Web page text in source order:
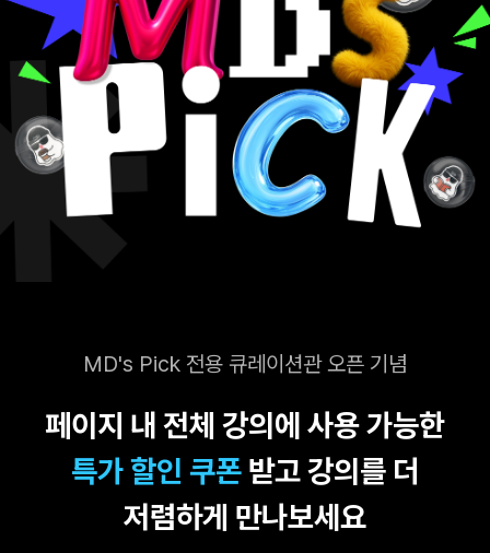
MD's Pick 전용 큐레이션관 오픈 기념
페이지 내 전체 강의에 사용 가능한
특가 할인 쿠폰 받고 강의를 더
저렴하게 만나보세요